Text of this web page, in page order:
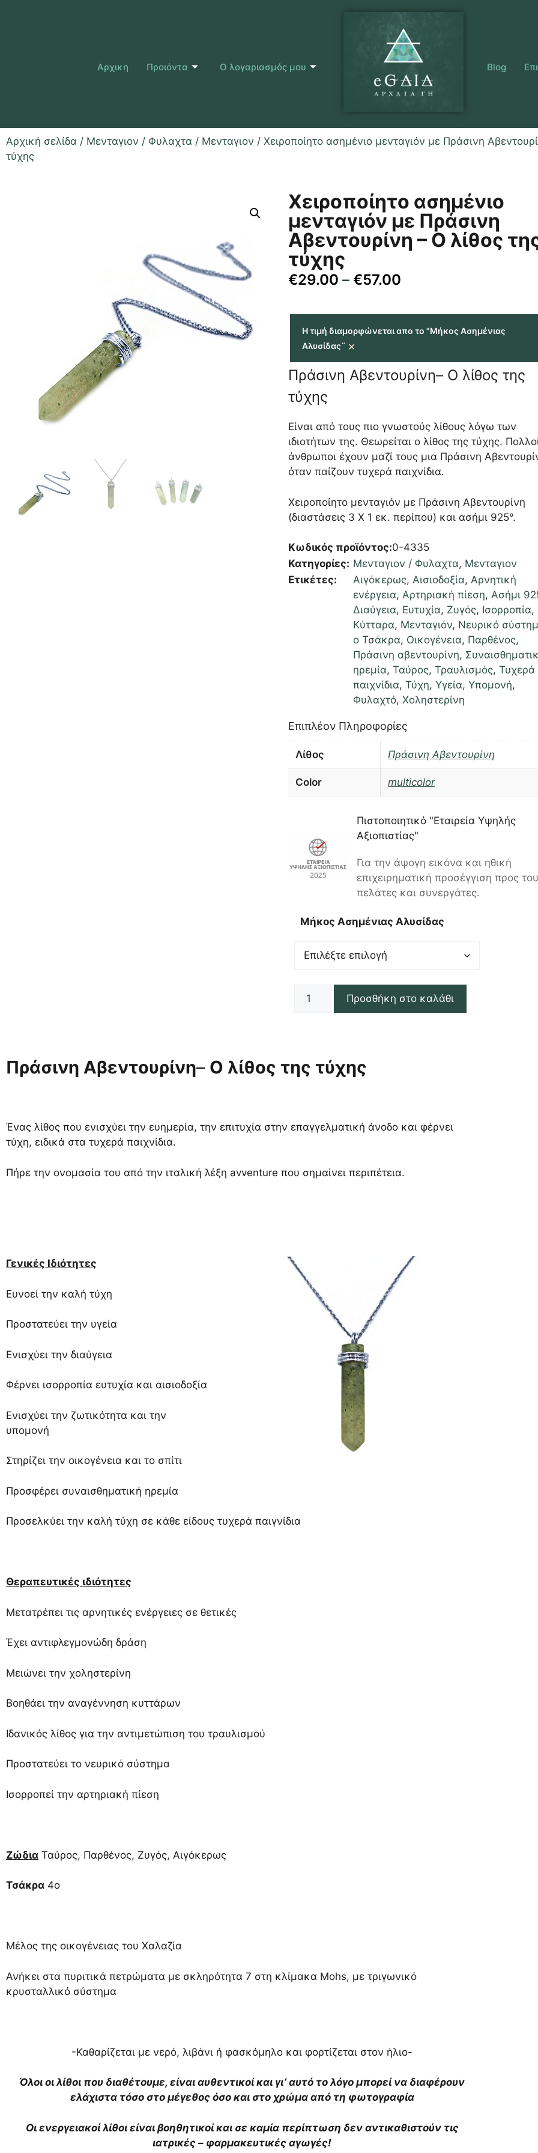
Αρχικη Προιόντα Ο λογαριασμός μου Blog
Αρχική σελίδα / Μενταγιον / Φυλαχτα / Μενταγιον / Χειροποίητο ασημένιο μενταγιόν με Πράσινη
τύχης
Χειροποίητο ασημένιο
μενταγιόν με Πράσινη
Αβεντουρίνη – Ο λίθος
τύχης
€29.00 – €57.00
Η τιμή διαμορφώνεται απο το "Μήκος Ασημένιας
Αλυσίδας¨ ×
Πράσινη Αβεντουρίνη– Ο λίθος της
τύχης
Είναι από τους πιο γνωστούς λίθους λόγω των
ιδιοτήτων της. Θεωρείται ο λίθος της τύχης.
άνθρωποι έχουν μαζί τους μια Πράσινη
όταν παίζουν τυχερά παιχνίδια.
Χειροποίητο μενταγιόν με Πράσινη Αβεντουρίνη
(διαστάσεις 3 Χ 1 εκ. περίπου) και ασήμι 925°.
Κωδικός προϊόντος:0-4335
Κατηγορίες: Μενταγιον / Φυλαχτα, Μενταγιον
Ετικέτες:
Αιγόκερως,Αισιοδοξία,Αρνητική
ενέργεια,Αρτηριακή πίεση,Ασήμι
Διαύγεια, Ευτυχία, Ζυγός, Ισορροπία,
Κύτταρα, Μενταγιόν, Νευρικό
ο Τσάκρα, Οικογένεια, Παρθένος,
Πράσινη αβεντουρίνη,
ηρεμία,Ταύρος,Τραυλισμός,Τυχερά
παιχνίδια,Τύχη,Υγεία,Υπομονή,
Φυλαχτό,Χοληστερίνη
Επιπλέον Πληροφορίες
Λίθος Πράσινη Αβεντουρίνη
Color multicolor
Πιστοποιητικό "Εταιρεία Υψηλής
Αξιοπιστίας"
Για την άψογη εικόνα και ηθική
επιχειρηματική προσέγγιση προς
πελάτες και συνεργάτες.
Μήκος Ασημένιας Αλυσίδας
Προσθήκη στο καλάθι
Πράσινη Αβεντουρίνη– Ο λίθος της τύχης
Ένας λίθος που ενισχύει την ευημερία, την επιτυχία στην επαγγελματική άνοδο και φέρνει
τύχη, ειδικά στα τυχερά παιχνίδια.
Πήρε την ονομασία του από την ιταλική λέξη avventure που σημαίνει περιπέτεια.
Γενικές Ιδιότητες
Ευνοεί την καλή τύχη
Προστατεύει την υγεία
Ενισχύει την διαύγεια
Φέρνει ισορροπία ευτυχία και αισιοδοξία
Ενισχύει την ζωτικότητα και την
υπομονή
Στηρίζει την οικογένεια και το σπίτι
Προσφέρει συναισθηματική ηρεμία
Προσελκύει την καλή τύχη σε κάθε είδους τυχερά παιγνίδια
Θεραπευτικές ιδιότητες
Μετατρέπει τις αρνητικές ενέργειες σε θετικές
Έχει αντιφλεγμονώδη δράση
Μειώνει την χοληστερίνη
Βοηθάει την αναγέννηση κυττάρων
Ιδανικός λίθος για την αντιμετώπιση του τραυλισμού
Προστατεύει το νευρικό σύστημα
Ισορροπεί την αρτηριακή πίεση
Ζώδια Ταύρος, Παρθένος, Ζυγός, Αιγόκερως
Τσάκρα 4ο
Μέλος της οικογένειας του Χαλαζία
Ανήκει στα πυριτικά πετρώματα με σκληρότητα 7 στη κλίμακα Mohs, με τριγωνικό
κρυσταλλικό σύστημα
-Καθαρίζεται με νερό, λιβάνι ή φασκόμηλο και φορτίζεται στον ήλιο-
Όλοι οι λίθοι που διαθέτουμε, είναι αυθεντικοί και γι’ αυτό το λόγο μπορεί να διαφέρουν
ελάχιστα τόσο στο μέγεθος όσο και στο χρώμα από τη φωτογραφία
Οι ενεργειακοί λίθοι είναι βοηθητικοί και σε καμία περίπτωση δεν αντικαθιστούν τις
ιατρικές – φαρμακευτικές αγωγές!